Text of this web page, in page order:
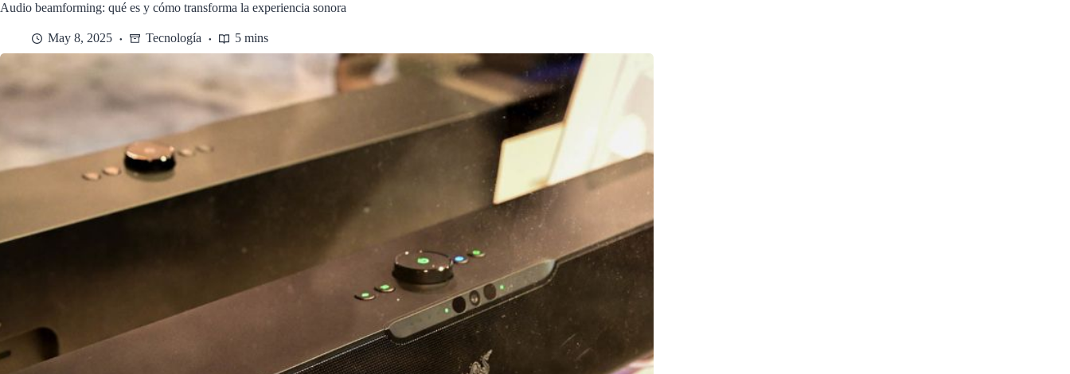
Audio beamforming: qué es y cómo transforma la experiencia sonora
May 8, 2025 Tecnología 5 mins